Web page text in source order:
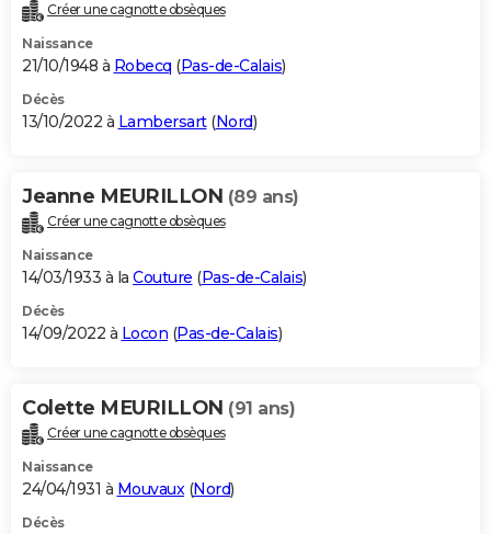
Créer une cagnotte obsèques
Naissance
21/10/1948 à Robecq (Pas-de-Calais)
Décès
13/10/2022 à Lambersart(Nord)
Jeanne MEURILLON (89 ans)
Créer une cagnotte obsèques
Naissance
14/03/1933 à la Couture (Pas-de-Calais)
Décès
14/09/2022 à Locon (Pas-de-Calais)
Colette MEURILLON (91 ans)
Créer une cagnotte obsèques
Naissance
24/04/1931 à Mouvaux(Nord)
Décès